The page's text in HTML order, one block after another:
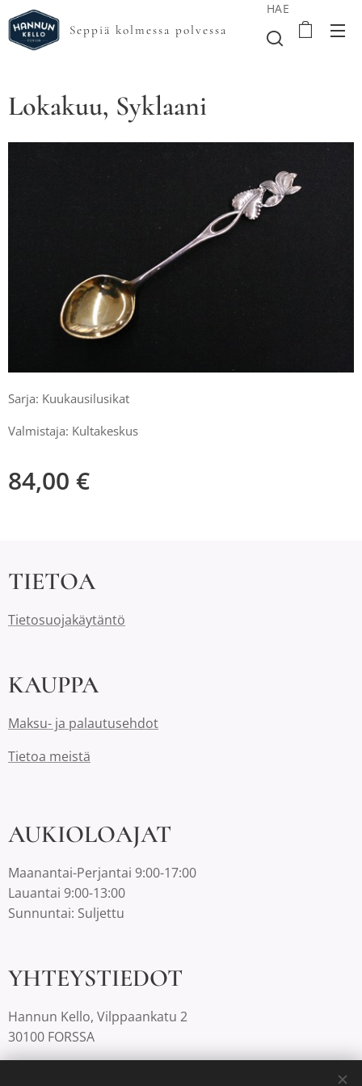
Seppiä kolmessa polvessa
HAE
Lokakuu, Syklaani
Sarja: Kuukausilusikat
Valmistaja: Kultakeskus
84,00 €
TIETOA
Tietosuojakäytäntö
KAUPPA
Maksu- ja palautusehdot
Tietoa meistä
AUKIOLOAJAT
Maanantai-Perjantai 9:00-17:00
Lauantai 9:00-13:00
Sunnuntai: Suljettu
YHTEYSTIEDOT
Hannun Kello, Vilppaankatu 2
30100 FORSSA